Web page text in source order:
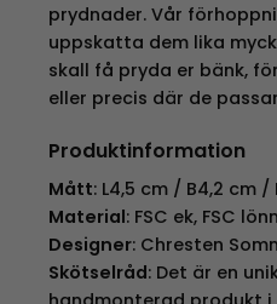
prydnader. Vår
uppskatta dem lika
skall få pryda er bänk,
eller precis där de
Produktinformation
Mått: L4,5 cm / B4,2 cm /
Material: FSC ek, FSC
Designer: Chresten
Skötselråd: Det är en